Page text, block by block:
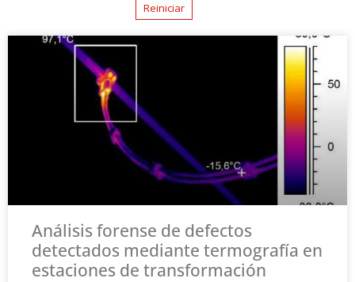
Reiniciar
Análisis forense de defectos
detectados mediante termografía en
estaciones de transformación